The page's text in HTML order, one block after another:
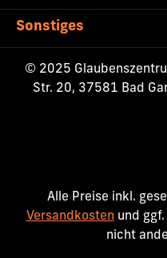
Sonstiges
© 2025
Str. 20, 37581 Bad
Alle Preise inkl.
Versandkosten und
nicht